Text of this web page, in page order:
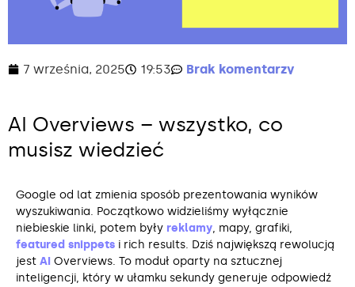
7 września, 2025 19:53 Brak komentarzy
AI Overviews – wszystko, co
musisz wiedzieć
Google od lat zmienia sposób prezentowania wyników
wyszukiwania. Początkowo widzieliśmy wyłącznie
niebieskie linki, potem były reklamy, mapy, grafiki,
featured snippets i rich results. Dziś największą rewolucją
jest AI Overviews. To moduł oparty na sztucznej
inteligencji, który w ułamku sekundy generuje odpowiedź